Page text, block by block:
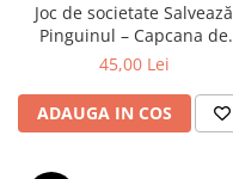
Joc de societate Salvează
Pinguinul – Capcana de
gheață
45,00 Lei
ADAUGA IN COS